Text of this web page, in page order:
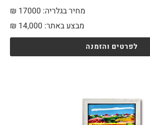
מחיר בגלריה: 17000 ₪
מבצע באתר:
₪ 14,000
לפרטים והזמנה